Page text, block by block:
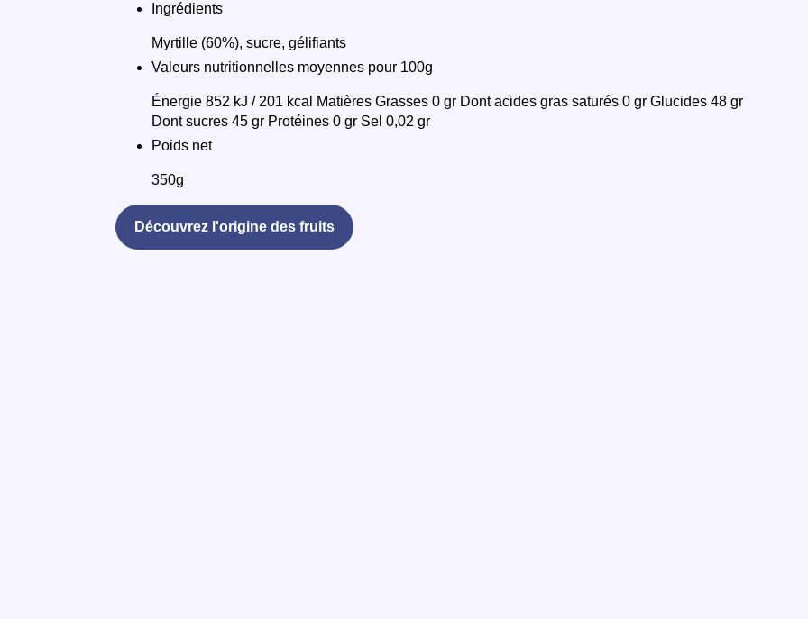
Ingrédients
Myrtille (60%), sucre, gélifiants
Valeurs nutritionnelles moyennes pour 100g
Énergie 852 kJ / 201 kcal Matières Grasses 0 gr Dont acides gras saturés 0 gr Glucides 48 gr
Dont sucres 45 gr Protéines 0 gr Sel 0,02 gr
Poids net
350g
Découvrez l'origine des fruits